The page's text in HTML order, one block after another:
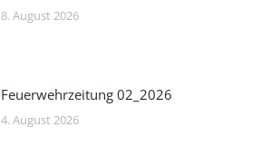
8. August 2026
Feuerwehrzeitung 02_2026
4. August 2026